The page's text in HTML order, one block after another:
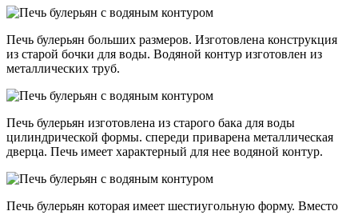
Печь булерьян больших размеров. Изготовлена конструкция
из старой бочки для воды. Водяной контур изготовлен из
металлических труб.
Печь булерьян изготовлена из старого бака для воды
цилиндрической формы. спереди приварена металлическая
дверца. Печь имеет характерный для нее водяной контур.
Печь булерьян которая имеет шестиугольную форму. Вместо